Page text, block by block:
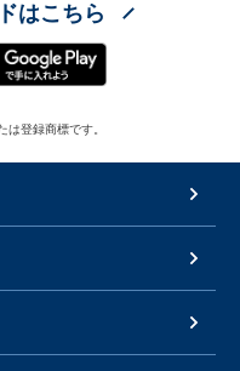
はこちら
登録商標です。